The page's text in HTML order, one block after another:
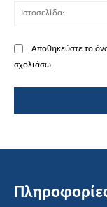
Αποθηκεύστε το
σχολιάσω.